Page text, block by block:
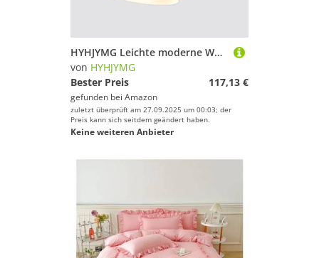
HYHJYMG Leichte moderne Wandkonzept, moderne minimalistische Design Wandleuchte, Kinderzimmer Wandleuchte mit 360 ° einstellbarer Metallschatten - Wandhängelampe kompatibel mit Innenbeleuchtung
von HYHJYMG
Bester Preis
117,13 €
gefunden bei Amazon
zuletzt überprüft am 27.09.2025 um 00:03; der
Preis kann sich seitdem geändert haben.
Keine weiteren Anbieter